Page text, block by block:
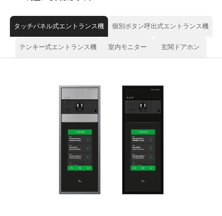
タッチパネル式エントランス機 個別ボタン呼出式エントランス機
テンキー式エントランス機 室内モニター 玄関ドアホン